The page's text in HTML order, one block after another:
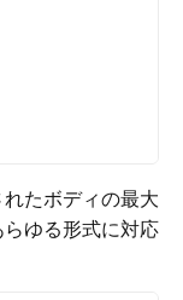
たボディの最大
ゆる形式に対応